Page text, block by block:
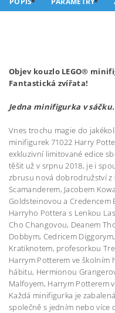
Objev kouzlo LEGO®
Fantastická zvířata!
Jedna minifigurka v sáčku.
Vnes trochu magie do
minifigurek 71022 Harry
exkluzivní limitované edice
těšit už v srpnu 2018, je i
zbrusu nová dobrodružství z
Scamanderem, Jacobem
Goldsteinovou a Credencem
Harryho Pottera s Lenkou
Cho Changovou, Deanem
Dobbym, Cedricem
Kratiknotem, profesorkou
Harrym Potterem ve školním
hábitu, Hermionou
Malfoyem, Harrym Potterem
Každá minifigurka je
společně s jedním nebo více